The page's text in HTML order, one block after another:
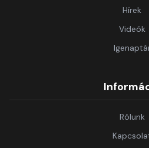
Hírek
Videók
Rólunk